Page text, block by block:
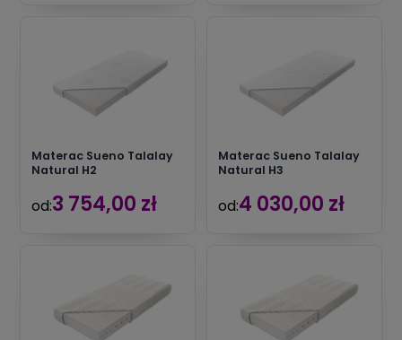
Materac Sueno Talalay
Natural H2
od:3 754,00 zł
Materac Sueno Talalay
Natural H3
od:4 030,00 zł